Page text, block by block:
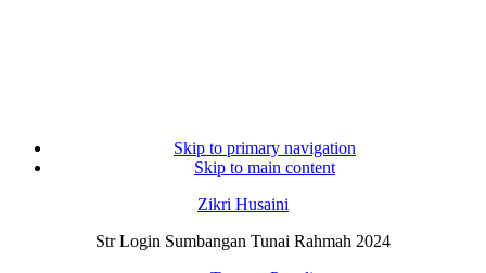
Skip to primary navigation
Skip to main content
Zikri Husaini
Str Login Sumbangan Tunai Rahmah 2024